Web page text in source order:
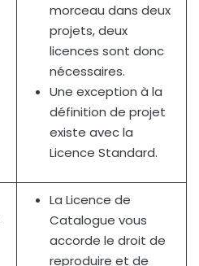
morceau dans deux
projets, deux
licences sont donc
nécessaires.
Une exception à la
définition de projet
existe avec la
Licence Standard.
La Licence de
Catalogue vous
accorde le droit de
reproduire et de